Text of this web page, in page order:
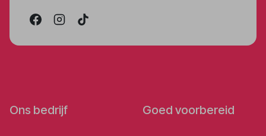
Ons bedrijf Goed voorbereid